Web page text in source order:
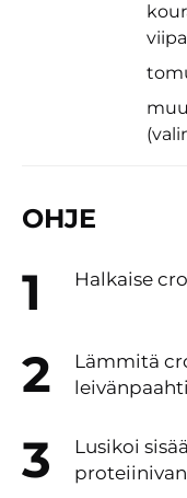
OHJE
Halkaise
Lämmitä
Lusikoi